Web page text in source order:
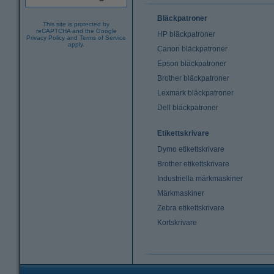
This site is protected by
reCAPTCHA and the Google
Privacy Policy and Terms of Service
apply.
Bläckpatroner
HP bläckpatroner
Canon bläckpatroner
Epson bläckpatroner
Brother bläckpatroner
Lexmark bläckpatroner
Dell bläckpatroner
Etikettskrivare
Dymo etikettskrivare
Brother etikettskrivare
Industriella märkmaskiner
Märkmaskiner
Zebra etikettskrivare
Kortskrivare